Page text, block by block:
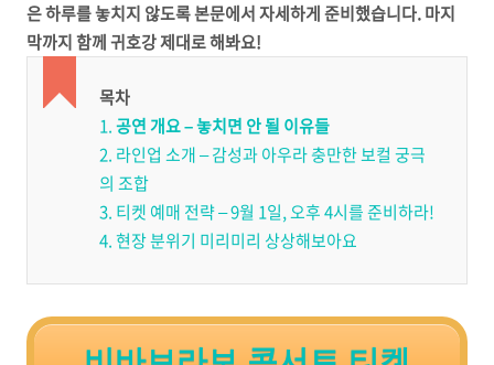
은 하루를 놓치지 않도록 본문에서 자세하게 준비했습니다. 마지
막까지 함께 귀호강 제대로 해봐요!
목차
1.공연 개요 – 놓치면 안 될 이유들
2. 라인업 소개 – 감성과 아우라 충만한 보컬 궁극
의 조합
3. 티켓 예매 전략 – 9월 1일, 오후 4시를 준비하라!
4. 현장 분위기 미리미리 상상해보아요